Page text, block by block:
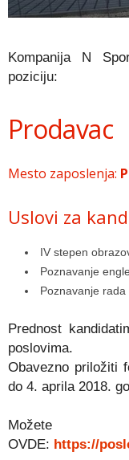
Kompanija N
poziciju:
Prodavac
Mesto zaposlenja:
Uslovi za
IV stepen
Poznavanje
Poznavanje
Prednost
poslovima.
Obavezno priložiti
do 4. aprila 2018.
OVDE: https://